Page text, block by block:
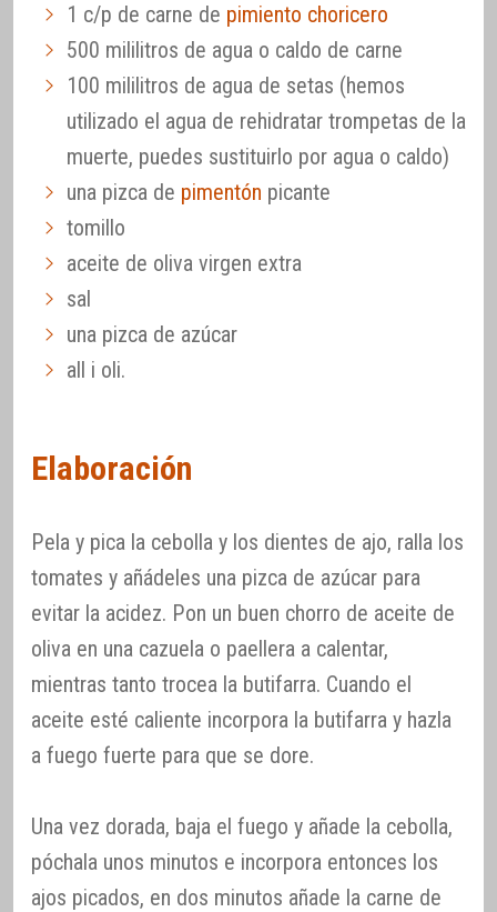
1 c/p de carne de pimiento choricero
500 mililitros de agua o caldo de carne
100 mililitros de agua de setas (hemos
utilizado el agua de rehidratar trompetas de la
muerte, puedes sustituirlo por agua o caldo)
una pizca de pimentón picante
tomillo
aceite de oliva virgen extra
sal
una pizca de azúcar
all i oli.
Elaboración
Pela y pica la cebolla y los dientes de ajo, ralla los
tomates y añádeles una pizca de azúcar para
evitar la acidez. Pon un buen chorro de aceite de
oliva en una cazuela o paellera a calentar,
mientras tanto trocea la butifarra. Cuando el
aceite esté caliente incorpora la butifarra y hazla
a fuego fuerte para que se dore.
Una vez dorada, baja el fuego y añade la cebolla,
póchala unos minutos e incorpora entonces los
ajos picados, en dos minutos añade la carne de